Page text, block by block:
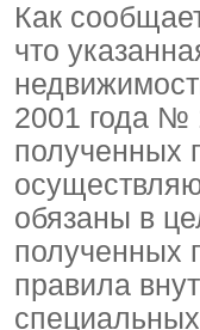
Как
что
2001 года №
полученных
обязаны в
полученных
правила